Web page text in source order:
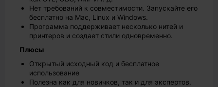
Нет требований к совместимости. Запускайте его
бесплатно на Mac, Linux и Windows.
Программа поддерживает несколько нитей и
принтеров и создает стили одновременно.
Плюсы
Открытый исходный код и бесплатное
использование
Полезна как для новичков, так и для экспертов.